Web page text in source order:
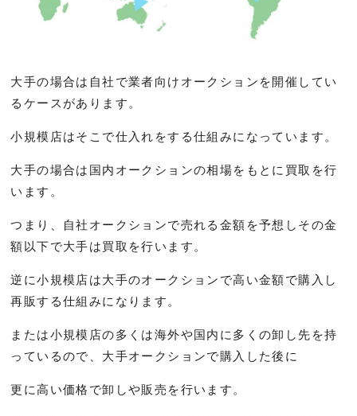
大手の場合は自社で業者向けオークションを開催してい
るケースがあります。
小規模店はそこで仕入れをする仕組みになっています。
大手の場合は国内オークションの相場をもとに買取を行
います。
つまり、自社オークションで売れる金額を予想しその金
額以下で大手は買取を行います。
逆に小規模店は大手のオークションで高い金額で購入し
再販する仕組みになります。
または小規模店の多くは海外や国内に多くの卸し先を持
っているので、大手オークションで購入した後に
更に高い価格で卸しや販売を行います。